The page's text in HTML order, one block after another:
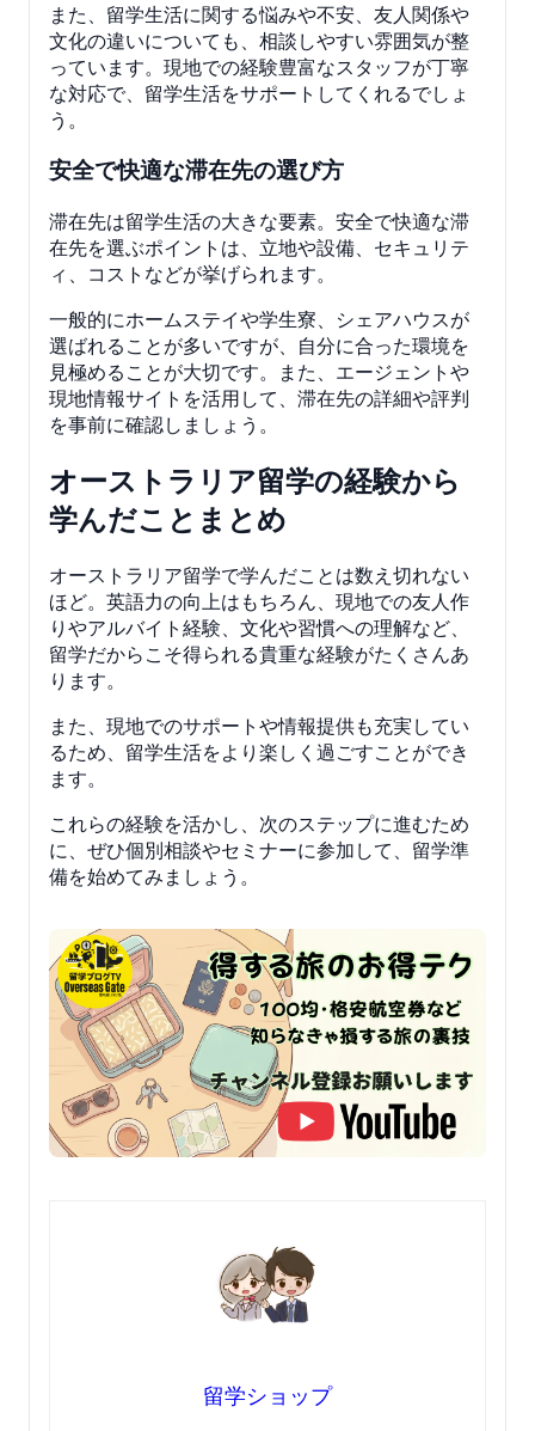
また、留学生活に関する悩みや不安、友人関係や
文化の違いについても、相談しやすい雰囲気が整
っています。現地での経験豊富なスタッフが丁寧
な対応で、留学生活をサポートしてくれるでしょ
う。
安全で快適な滞在先の選び方
滞在先は留学生活の大きな要素。安全で快適な滞
在先を選ぶポイントは、立地や設備、セキュリテ
ィ、コストなどが挙げられます。
一般的にホームステイや学生寮、シェアハウスが
選ばれることが多いですが、自分に合った環境を
見極めることが大切です。また、エージェントや
現地情報サイトを活用して、滞在先の詳細や評判
を事前に確認しましょう。
オーストラリア留学の経験から
学んだことまとめ
オーストラリア留学で学んだことは数え切れない
ほど。英語力の向上はもちろん、現地での友人作
りやアルバイト経験、文化や習慣への理解など、
留学だからこそ得られる貴重な経験がたくさんあ
ります。
また、現地でのサポートや情報提供も充実してい
るため、留学生活をより楽しく過ごすことができ
ます。
これらの経験を活かし、次のステップに進むため
に、ぜひ個別相談やセミナーに参加して、留学準
備を始めてみましょう。
留学ショップ